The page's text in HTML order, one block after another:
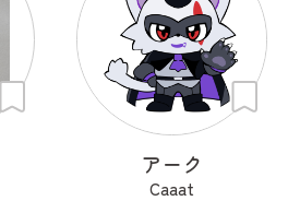
アーク
Caaat